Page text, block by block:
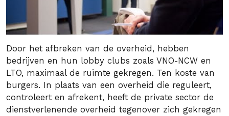
Door het afbreken van de overheid, hebben
bedrijven en hun lobby clubs zoals VNO-NCW en
LTO, maximaal de ruimte gekregen. Ten koste van
burgers. In plaats van een overheid die reguleert,
controleert en afrekent, heeft de private sector de
dienstverlenende overheid tegenover zich gekregen